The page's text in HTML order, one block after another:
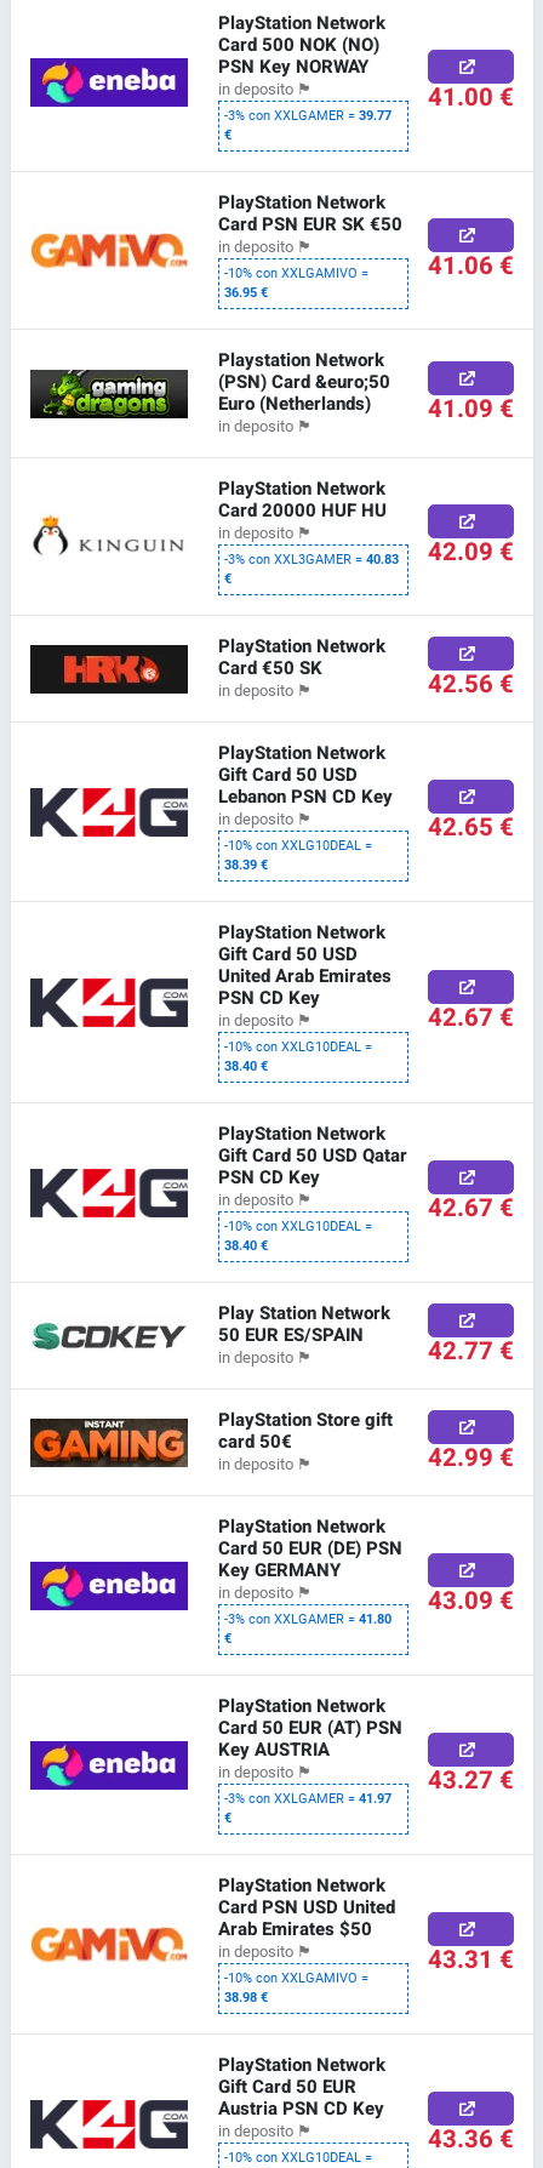
PlayStation Network
Card 500 NOK (NO)
PSN Key NORWAY
in deposito 🏴
-3% con XXLGAMER =39.77
€
41.00 €
PlayStation Network
Card PSN EUR SK €50
in deposito 🏴
-10% con XXLGAMIVO =
36.95 €
41.06 €
Playstation Network
(PSN) Card &euro;50
Euro (Netherlands)
in deposito 🏴 41.09 €
PlayStation Network
Card 20000 HUF HU
in deposito 🏴
-3% con XXL3GAMER =40.83
€
42.09 €
PlayStation Network
Card €50 SK
in deposito 🏴 42.56 €
PlayStation Network
Gift Card 50 USD
Lebanon PSN CD Key
in deposito 🏴
-10% con XXLG10DEAL =
38.39 €
42.65 €
PlayStation Network
Gift Card 50 USD
United Arab Emirates
PSN CD Key
in deposito 🏴
-10% con XXLG10DEAL =
38.40 €
42.67 €
PlayStation Network
Gift Card 50 USD Qatar
PSN CD Key
in deposito 🏴
-10% con XXLG10DEAL =
38.40 €
42.67 €
Play Station Network
50 EUR ES/SPAIN
in deposito 🏴 42.77 €
PlayStation Store gift
card 50€
in deposito 🏴 42.99 €
PlayStation Network
Card 50 EUR (DE) PSN
Key GERMANY
in deposito 🏴
-3% con XXLGAMER =41.80
€
43.09 €
PlayStation Network
Card 50 EUR (AT) PSN
Key AUSTRIA
in deposito 🏴
-3% con XXLGAMER =41.97
€
43.27 €
PlayStation Network
Card PSN USD United
Arab Emirates $50
in deposito 🏴
-10% con XXLGAMIVO =
38.98 €
43.31 €
PlayStation Network
Gift Card 50 EUR
Austria PSN CD Key
in deposito 🏴
-10% con XXLG10DEAL =
43.36 €